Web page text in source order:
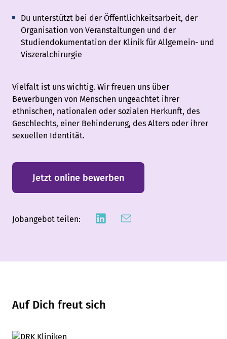
Du unterstützt bei der Öffentlichkeitsarbeit, der
Organisation von Veranstaltungen und der
Studiendokumentation der Klinik für Allgemein- und
Viszeralchirurgie
Vielfalt ist uns wichtig. Wir freuen uns über
Bewerbungen von Menschen ungeachtet ihrer
ethnischen, nationalen oder sozialen Herkunft, des
Geschlechts, einer Behinderung, des Alters oder ihrer
sexuellen Identität.
Jetzt online bewerben
Jobangebot teilen:
Auf Dich freut sich